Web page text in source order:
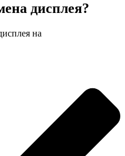
дисплея?
на